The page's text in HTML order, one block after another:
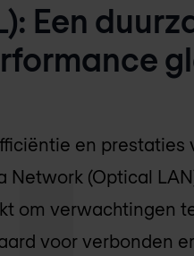
Een
en prestaties
Network (Optical
om verwachtingen
voor verbonden